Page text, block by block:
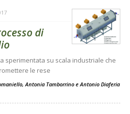
di
sperimentata su scala industriale che
le rese
Antonia Tamborrino e Antonio Diaferia